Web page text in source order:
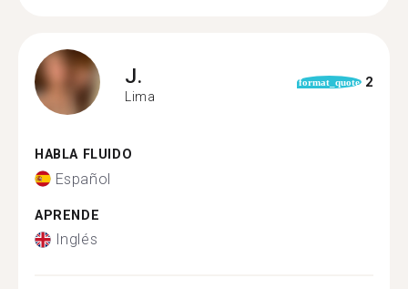
J.
Lima
format_quote 2
HABLA FLUIDO
Español
APRENDE
Inglés